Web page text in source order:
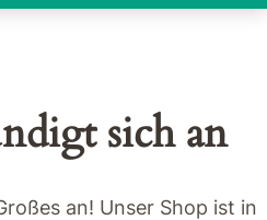
sich an
an! Unser Shop ist in